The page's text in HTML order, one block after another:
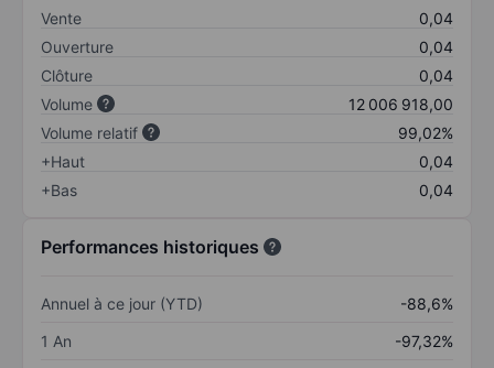
Vente
0,04
Ouverture
0,04
Clôture
0,04
Volume
12 006 918,00
Volume relatif
99,02%
+Haut
0,04
+Bas
0,04
Performances historiques
Annuel à ce jour (YTD)
-88,6%
1 An
-97,32%